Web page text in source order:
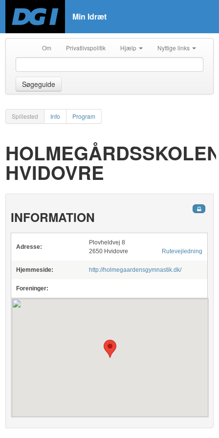
Min Idræt
Om Privatlivspolitik Hjælp Nyttige links
Søgeguide
Spillested Info Program
HVIDOVRE
INFORMATION
Adresse:
Plovheldvej 8
2650 Hvidovre
Rutevejledning
Hjemmeside: http://holmegaardensgymnastik.dk/
Foreninger: